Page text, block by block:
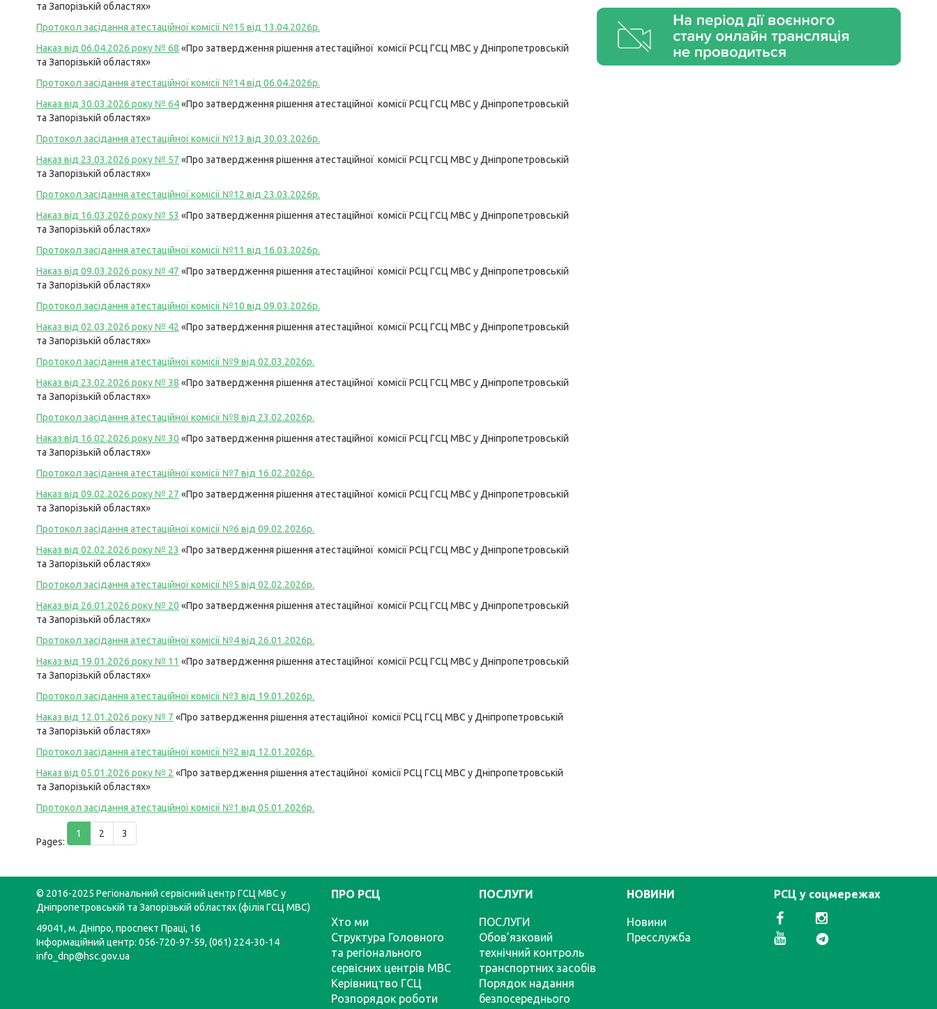
та Запорізькій областях»
Протокол засідання атестаційної комісії №15 від 13.04.2026р.
Наказ від 06.04.2026 року № 68 «Про затвердження рішення атестаційної комісії РСЦ ГСЦ МВС у Дніпропетровській
та Запорізькій областях»
Протокол засідання атестаційної комісії №14 від 06.04.2026р.
Наказ від 30.03.2026 року № 64«Про затвердження рішення атестаційної комісії РСЦ ГСЦ МВС у Дніпропетровській
та Запорізькій областях»
Протокол засідання атестаційної комісії №13 від 30.03.2026р.
Наказ від 23.03.2026 року № 57 «Про затвердження рішення атестаційної комісії РСЦ ГСЦ МВС у Дніпропетровській
та Запорізькій областях»
Протокол засідання атестаційної комісії №12 від 23.03.2026р.
Наказ від 16.03.2026 року № 53 «Про затвердження рішення атестаційної комісії РСЦ ГСЦ МВС у Дніпропетровській
та Запорізькій областях»
Протокол засідання атестаційної комісії №11 від 16.03.2026р.
Наказ від 09.03.2026 року № 47 «Про затвердження рішення атестаційної комісії РСЦ ГСЦ МВС у Дніпропетровській
та Запорізькій областях»
Протокол засідання атестаційної комісії №10 від 09.03.2026р.
Наказ від 02.03.2026 року № 42 «Про затвердження рішення атестаційної комісії РСЦ ГСЦ МВС у Дніпропетровській
та Запорізькій областях»
Протокол засідання атестаційної комісії №9 від 02.03.2026р.
Наказ від 23.02.2026 року № 38 «Про затвердження рішення атестаційної комісії РСЦ ГСЦ МВС у Дніпропетровській
та Запорізькій областях»
Протокол засідання атестаційної комісії №8 від 23.02.2026р.
Наказ від 16.02.2026 року № 30 «Про затвердження рішення атестаційної комісії РСЦ ГСЦ МВС у Дніпропетровській
та Запорізькій областях»
Протокол засідання атестаційної комісії №7 від 16.02.2026р.
Наказ від 09.02.2026 року № 27 «Про затвердження рішення атестаційної комісії РСЦ ГСЦ МВС у Дніпропетровській
та Запорізькій областях»
Протокол засідання атестаційної комісії №6 від 09.02.2026р.
Наказ від 02.02.2026 року № 23 «Про затвердження рішення атестаційної комісії РСЦ ГСЦ МВС у Дніпропетровській
та Запорізькій областях»
Протокол засідання атестаційної комісії №5 від 02.02.2026р.
Наказ від 26.01.2026 року № 20 «Про затвердження рішення атестаційної комісії РСЦ ГСЦ МВС у Дніпропетровській
та Запорізькій областях»
Протокол засідання атестаційної комісії №4 від 26.01.2026р.
Наказ від 19.01.2026 року № 11 «Про затвердження рішення атестаційної комісії РСЦ ГСЦ МВС у Дніпропетровській
та Запорізькій областях»
Протокол засідання атестаційної комісії №3 від 19.01.2026р.
Наказ від 12.01.2026 року № 7 «Про затвердження рішення атестаційної комісії РСЦ ГСЦ МВС у Дніпропетровській
та Запорізькій областях»
Протокол засідання атестаційної комісії №2 від 12.01.2026р.
Наказ від 05.01.2026 року № 2 «Про затвердження рішення атестаційної комісії РСЦ ГСЦ МВС у Дніпропетровській
та Запорізькій областях»
Протокол засідання атестаційної комісії №1 від 05.01.2026р.
Pages:
1 2 3
© 2016-2025 Регіональний сервісний центр ГСЦ МВС у
Дніпропетровській та Запорізькій областях (філія ГСЦ МВС)
49041, м. Дніпро, проспект Праці, 16
Інформаційний центр: 056-720-97-59, (061) 224-30-14
info_dnp@hsc.gov.ua
ПРО РСЦ
Хто ми
Структура Головного
та регіонального
сервісних центрів МВС
Керівництво ГСЦ
Розпорядок роботи
ПОСЛУГИ
ПОСЛУГИ
Обов’язковий
технічний контроль
транспортних засобів
Порядок надання
безпосереднього
НОВИНИ
Новини
Пресслужба
РСЦ у соцмережах